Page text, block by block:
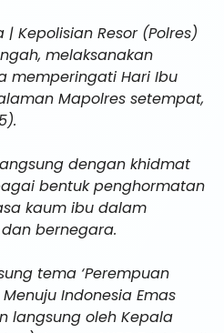
Kepolisian Resor (Polres)
melaksanakan
memperingati Hari Ibu
Mapolres setempat,
dengan khidmat
bentuk penghormatan
kaum ibu dalam
bernegara.
tema ‘Perempuan
Indonesia Emas
langsung oleh Kepala